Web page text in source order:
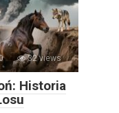
32 views
Historia